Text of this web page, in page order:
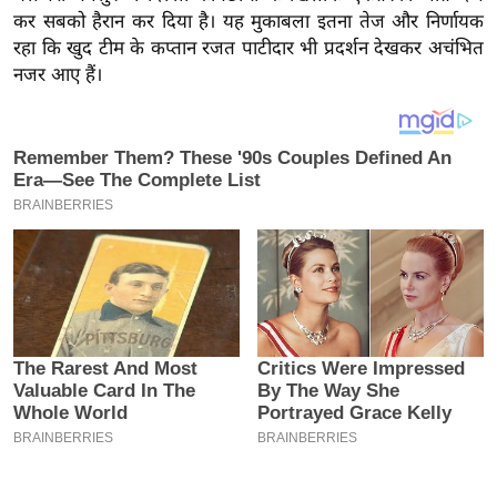
ज्ञ
रा
य
ट
खे
ल
क्रि
के
ट
I
P
L
2
कर सबको हैरान कर दिया है। यह मुकाबला इतना तेज और निर्णायक
रहा कि खुद टीम के कप्तान रजत पाटीदार भी प्रदर्शन देखकर अचंभित
नजर आए हैं।